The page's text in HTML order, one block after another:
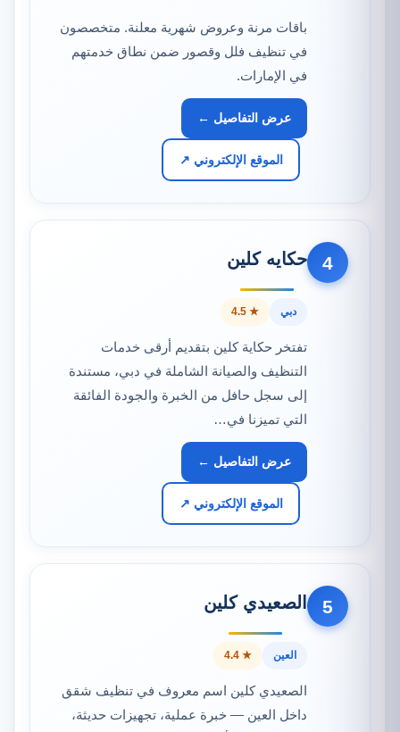
باقات مرنة وعروض شهرية معلنة. متخصصون
في تنظيف فلل وقصور ضمن نطاق خدمتهم
في الإمارات.
عرض التفاصيل ←
الموقع الإلكتروني ↗
4 حكايه كلين
دبي ★ 4.5
تفتخر حكاية كلين بتقديم أرقى خدمات
التنظيف والصيانة الشاملة في دبي، مستندة
إلى سجل حافل من الخبرة والجودة الفائقة
التي تميزنا في…
عرض التفاصيل ←
الموقع الإلكتروني ↗
5 الصعيدي كلين
العين ★ 4.4
الصعيدي كلين اسم معروف في تنظيف شقق
داخل العين — خبرة عملية، تجهيزات حديثة،